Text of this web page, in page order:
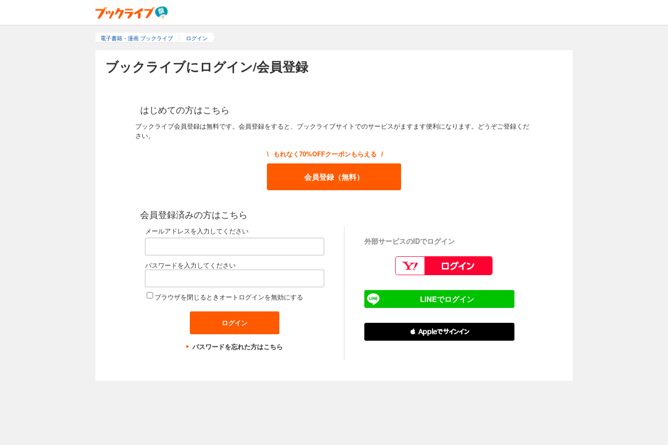
電子書籍・漫画 ブックライブ ログイン
ブックライブにログイン/会員登録
はじめての方はこちら
ブックライブ会員登録は無料です。会員登録をすると、ブックライブサイトでのサービスがますます便利になります。どうぞご登録くだ
さい。
\ もれなく70%OFFクーポンもらえる /
会員登録（無料）
会員登録済みの方はこちら
メールアドレスを入力してください
パスワードを入力してください
ブラウザを閉じるときオートログインを無効にする
パスワードを忘れた方はこちら
外部サービスのIDでログイン
LINEでログイン
 Appleでサインイン